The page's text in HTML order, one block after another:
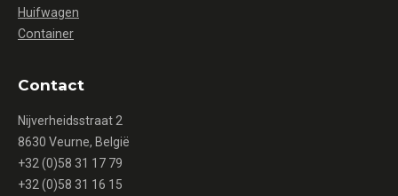
Huifwagen
Container
Contact
Nijverheidsstraat 2
8630 Veurne, België
+32 (0)58 31 17 79
+32 (0)58 31 16 15